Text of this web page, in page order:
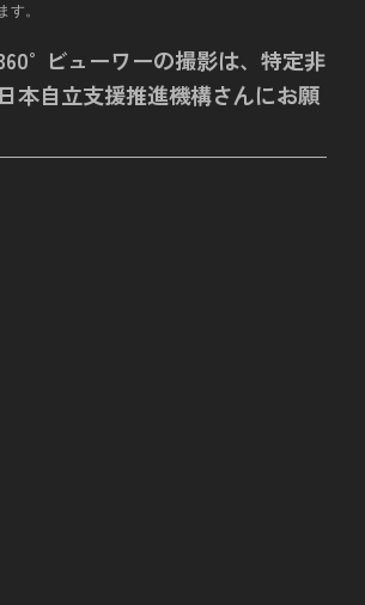
す。
ビューワーの撮影は、特定非
本自立支援推進機構さんにお願